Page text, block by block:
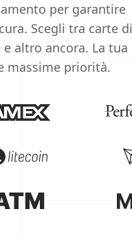
per garantire
Scegli tra carte di
altro ancora. La tua
massime priorità.